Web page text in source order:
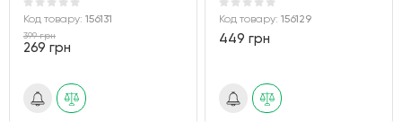
Код товару: 156131
399 грн
269 грн
Код товару:156129
449 грн